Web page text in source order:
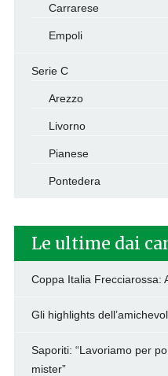
Carrarese
Empoli
Serie C
Arezzo
Livorno
Pianese
Pontedera
Le ultime dai
Coppa Italia Frecciarossa:
Gli highlights
Saporiti: “Lavoriamo per
mister”